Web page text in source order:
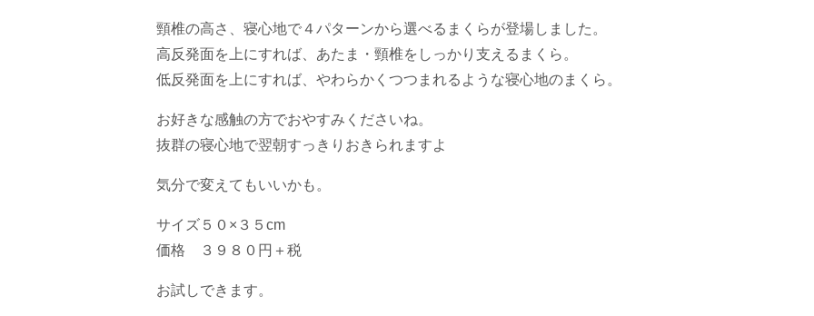
頸椎の高さ、寝心地で４パターンから選べるまくらが登場しました。
高反発面を上にすれば、あたま・頸椎をしっかり支えるまくら。
低反発面を上にすれば、やわらかくつつまれるような寝心地のまくら。
お好きな感触の方でおやすみくださいね。
抜群の寝心地で翌朝すっきりおきられますよ
気分で変えてもいいかも。
サイズ５０×３５cm
価格 ３９８０円＋税
お試しできます。